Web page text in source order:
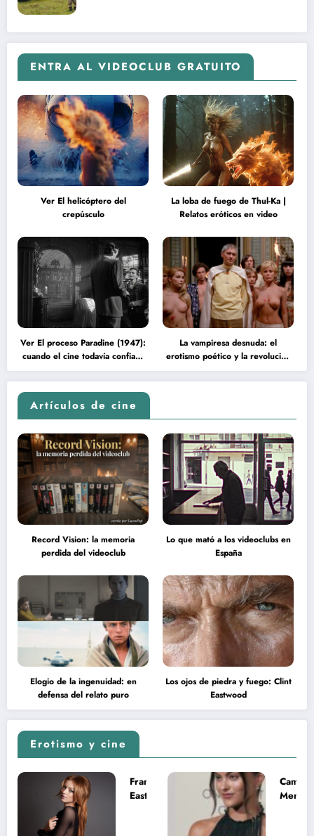
ENTRA AL VIDEOCLUB GRATUITO
Ver El helicóptero del
crepúsculo
La loba de fuego de Thul-Ka |
Relatos eróticos en video
Ver El proceso Paradine (1947):
cuando el cine todavía confiaba
en la inteligencia del espectador
La vampiresa desnuda: el
erotismo poético y la revolución
psicodélica de Jean Rollin
Artículos de cine
Record Vision: la memoria
perdida del videoclub
Lo que mató a los videoclubs en
España
Elogio de la ingenuidad: en
defensa del relato puro
Los ojos de piedra y fuego: Clint
Eastwood
Erotismo y cine
Francesca
Eastwood y
Camila
Mendes